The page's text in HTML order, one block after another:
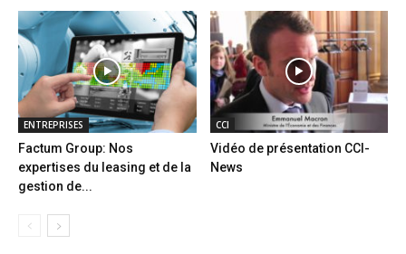
ENTREPRISES
Factum Group: Nos
expertises du leasing et de la
gestion de...
CCI
Vidéo de présentation CCI-
News